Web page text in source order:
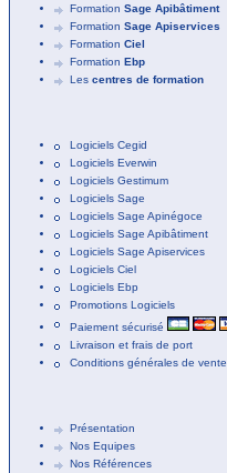
Formation Sage Apibâtiment
Formation Sage Apiservices
Formation Ciel
Formation Ebp
Les centres de formation
Logiciels Cegid
Logiciels Everwin
Logiciels Gestimum
Logiciels Sage
Logiciels Sage Apinégoce
Logiciels Sage Apibâtiment
Logiciels Sage Apiservices
Logiciels Ciel
Logiciels Ebp
Promotions Logiciels
Paiement sécurisé
Livraison et frais de port
Conditions générales de vente
Présentation
Nos Equipes
Nos Références